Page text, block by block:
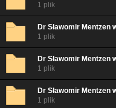
1 plik
Dr Sławomir Mentzen
1 plik
Dr Sławomir Mentzen
1 plik
Dr Sławomir Mentzen
1 plik